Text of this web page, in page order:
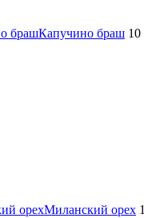
брашКапучино браш 10
орехМиланский орех 1